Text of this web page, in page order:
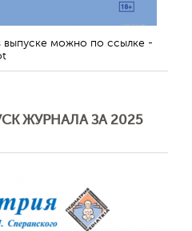
выпуске можно по ссылке -
ЖУРНАЛА ЗА 2025